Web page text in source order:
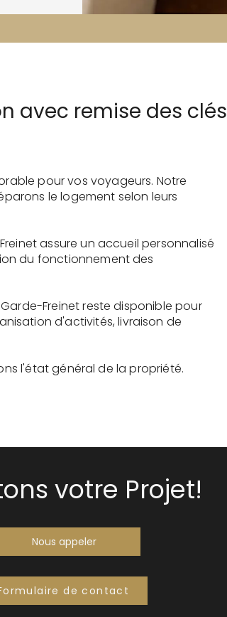
avec remise des clés
pour vos voyageurs. Notre
le logement selon leurs
assure un accueil personnalisé
du fonctionnement des
Freinet reste disponible pour
d'activités, livraison de
l'état général de la propriété.
votre Projet!
Nous appeler
de contact